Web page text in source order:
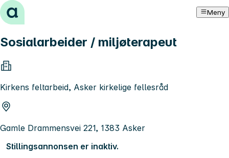
Hopp til innhold Meny
Sosialarbeider / miljøterapeut
Kirkens feltarbeid, Asker kirkelige fellesråd
Gamle Drammensvei 221, 1383 Asker
Stillingsannonsen er inaktiv.